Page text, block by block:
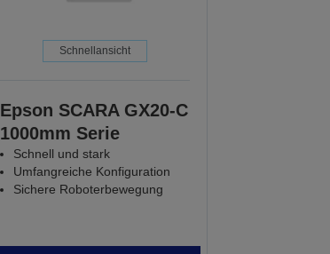
Schnellansicht
Epson SCARA GX20-C
1000mm Serie
Schnell und stark
Umfangreiche Konfiguration
Sichere Roboterbewegung